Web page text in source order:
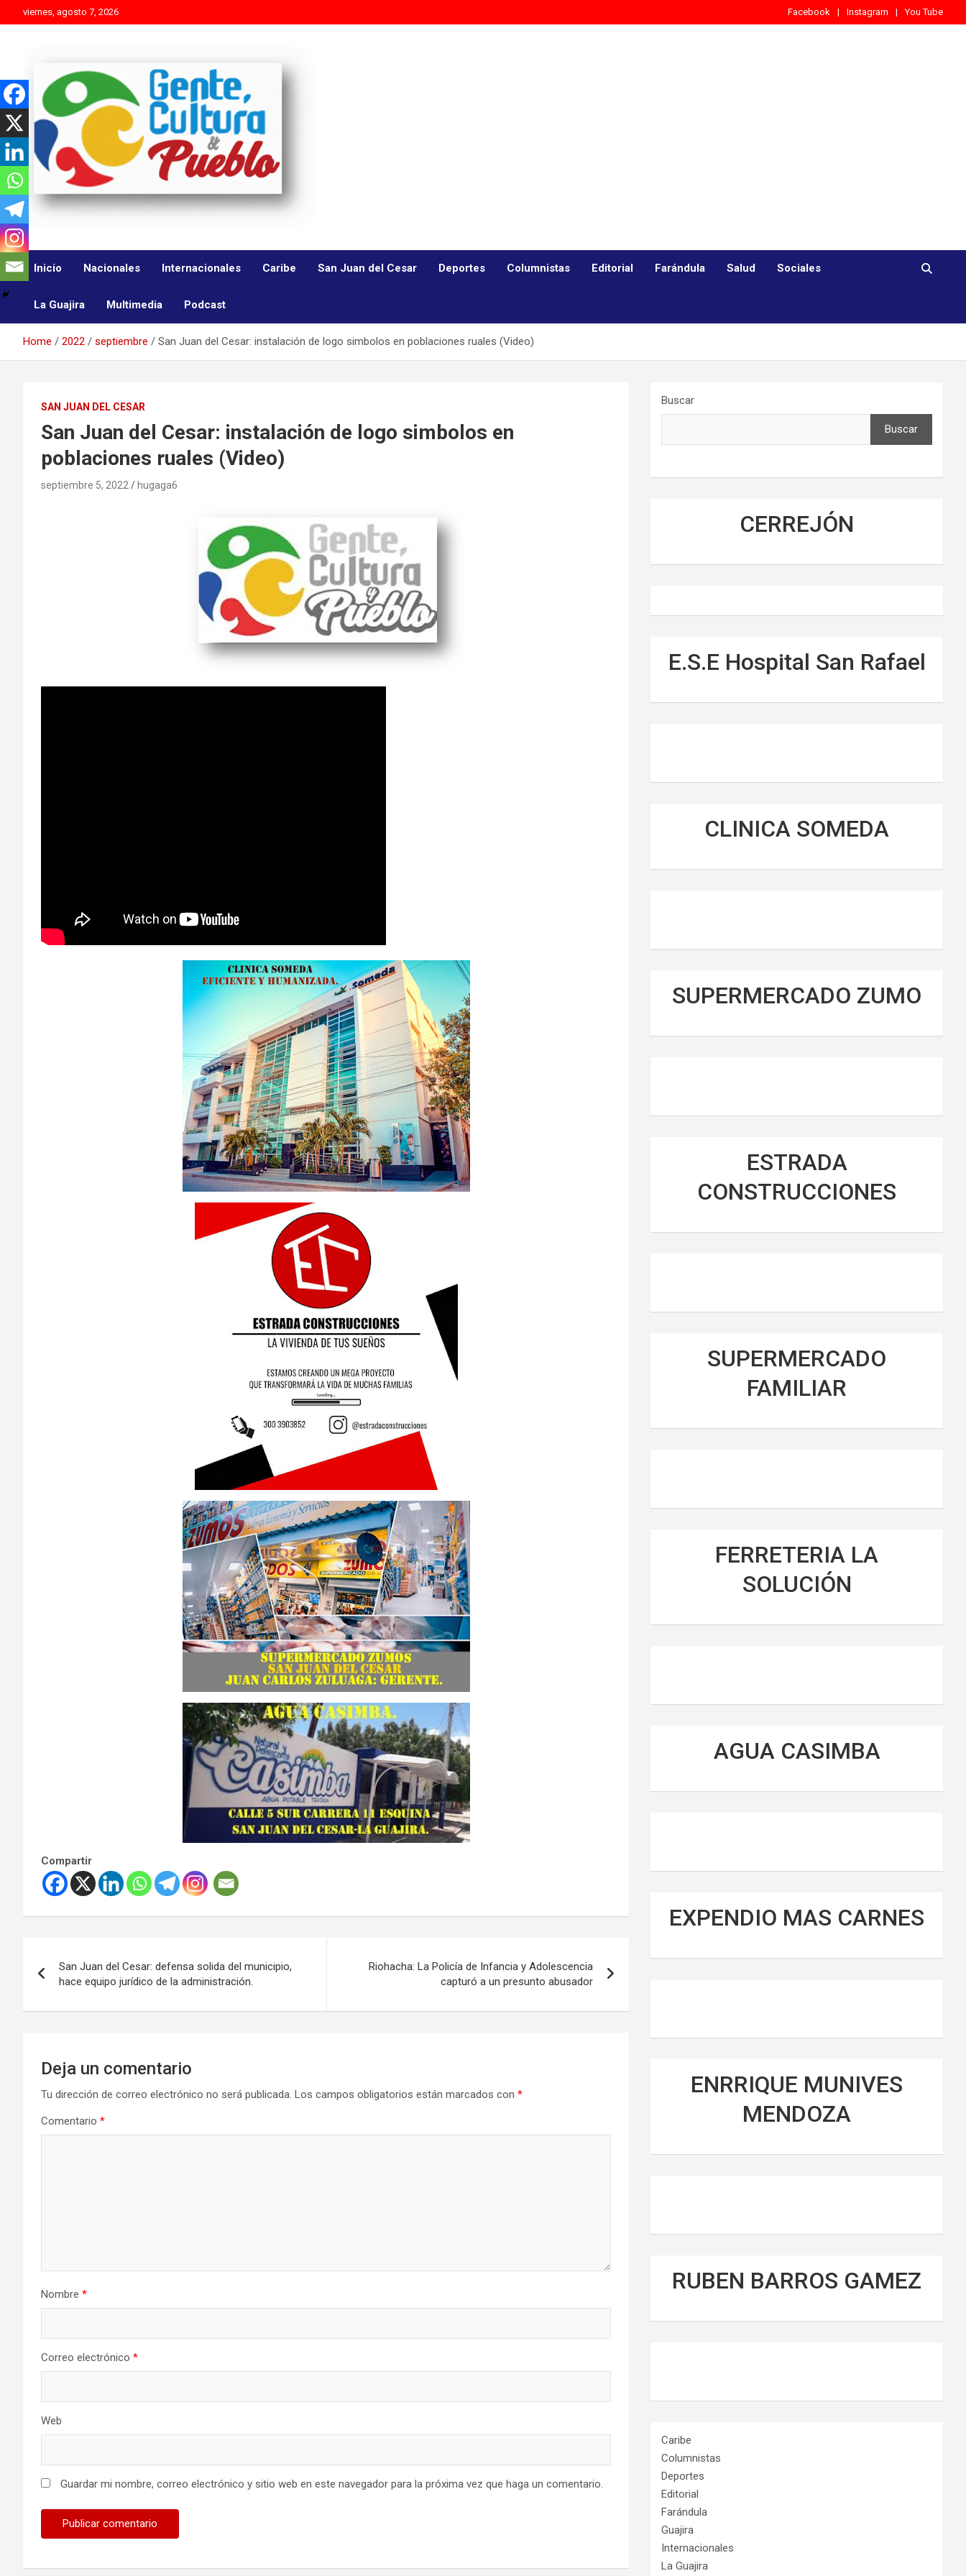
to
viernes, agosto 7, 2026 Facebook Instagram You Tube
Gente Cultura y Pueblo
Es mejor molestar con la verdad que agradar con adulaciones
Inicio Nacionales Internacionales Caribe San Juan del Cesar Deportes Columnistas Editorial Farándula Salud Sociales
La Guajira Multimedia Podcast
Home 2022 septiembre San Juan del Cesar: instalación de logo simbolos en poblaciones ruales (Video)
SAN JUAN DEL CESAR
San Juan del Cesar: instalación de logo simbolos en
poblaciones ruales (Video)
septiembre 5, 2022 hugaga6
Compartir
de
entradas
San Juan del Cesar: defensa solida del municipio,
hace equipo jurídico de la administración.
Riohacha: La Policía de Infancia y Adolescencia
capturó a un presunto abusador
Deja un comentario
Tu dirección de correo electrónico no será publicada. Los campos obligatorios están marcados con *
Comentario *
Nombre *
Correo electrónico *
Web
Guardar mi nombre, correo electrónico y sitio web en este navegador para la próxima vez que haga un comentario.
Buscar
Buscar
CERREJÓN
E.S.E Hospital San Rafael
CLINICA SOMEDA
SUPERMERCADO ZUMO
ESTRADA
CONSTRUCCIONES
SUPERMERCADO
FAMILIAR
FERRETERIA LA
SOLUCIÓN
AGUA CASIMBA
EXPENDIO MAS CARNES
ENRRIQUE MUNIVES
MENDOZA
RUBEN BARROS GAMEZ
Caribe
Columnistas
Deportes
Editorial
Farándula
Guajira
Internacionales
La Guajira